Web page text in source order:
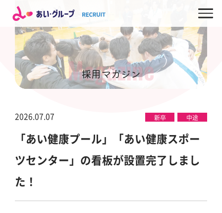
Magazine
採用マガジン
2026.07.07 新卒 中途
「あい健康プール」「あい健康スポー
ツセンター」の看板が設置完了しまし
た！